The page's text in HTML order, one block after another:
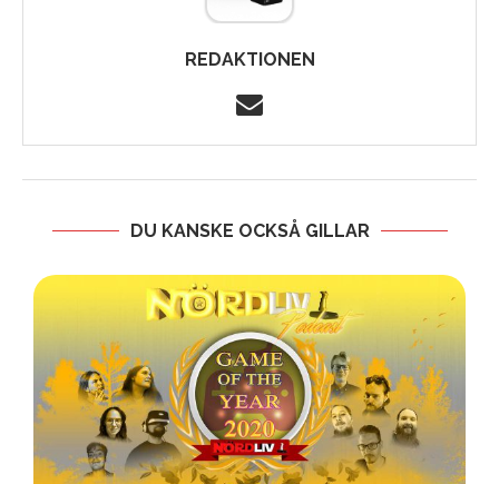
REDAKTIONEN
DU KANSKE OCKSÅ GILLAR